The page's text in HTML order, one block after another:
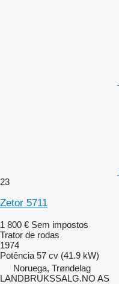
23
Zetor 5711
1 800 € Sem impostos
Trator de rodas
1974
Potência 57 cv (41.9 kW)
Noruega, Trøndelag
LANDBRUKSSALG.NO AS